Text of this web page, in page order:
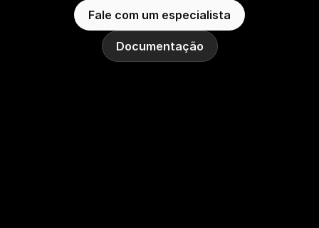
Fale com um especialista
Documentação